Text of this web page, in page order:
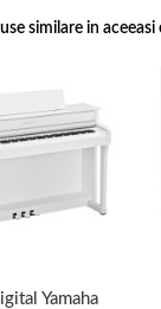
similare in aceeasi
Yamaha